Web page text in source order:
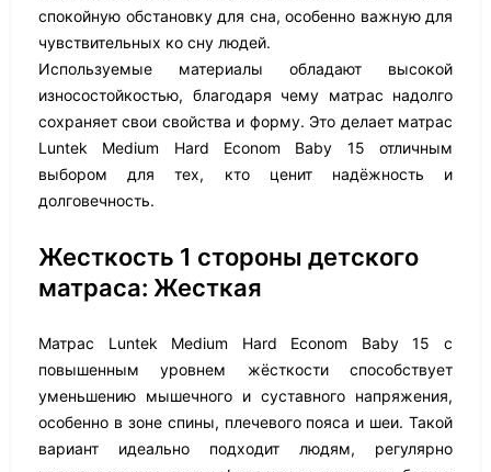
спокойную обстановку для сна, особенно важную для
чувствительных ко сну людей.
Используемые материалы обладают высокой
износостойкостью, благодаря чему матрас надолго
сохраняет свои свойства и форму. Это делает матрас
Luntek Medium Hard Econom Baby 15 отличным
выбором для тех, кто ценит надёжность и
долговечность.
Жесткость 1 стороны детского
матраса: Жесткая
Матрас Luntek Medium Hard Econom Baby 15 с
повышенным уровнем жёсткости способствует
уменьшению мышечного и суставного напряжения,
особенно в зоне спины, плечевого пояса и шеи. Такой
вариант идеально подходит людям, регулярно